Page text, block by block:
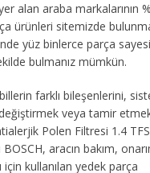
alan araba markalarının
ürünleri sitemizde
yüz binlerce parça
bulmanız mümkün.
farklı bileşenlerini,
veya tamir
Polen Filtresi 1.4
aracın bakım,
kullanılan yedek parça